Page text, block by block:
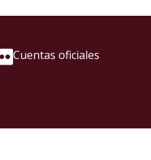
Cuentas oficiales